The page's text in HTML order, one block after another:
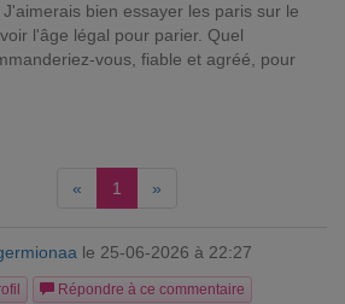
bien essayer les paris sur le
l'âge légal pour parier. Quel
vous, fiable et agréé, pour
« 1 »
le 25-06-2026 à 22:27
Répondre à ce commentaire